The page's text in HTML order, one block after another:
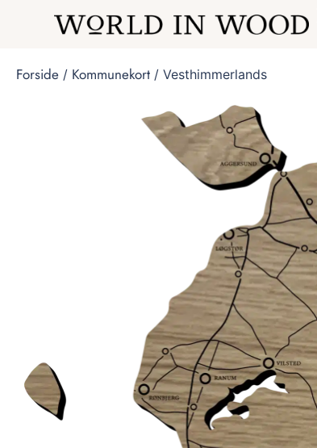
Forside / Kommunekort / Vesthimmerlands